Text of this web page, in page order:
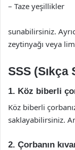
– Taze yeşillikler
sunabilirsiniz.
zeytinyağı veya
SSS
1. Köz biberli
Köz biberli
saklayabilirsiniz.
2. Çorbanın